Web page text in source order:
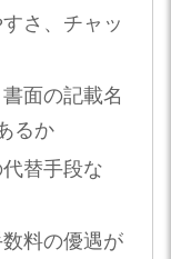
さ、チャッ
面の記載名
るか
替手段な
料の優遇が